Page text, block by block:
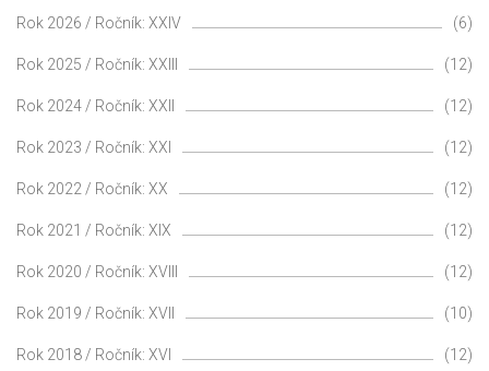
Rok 2026 / Ročník: XXIV (6)
Rok 2025 / Ročník: XXIII (12)
Rok 2024 / Ročník: XXII (12)
Rok 2023 / Ročník: XXI (12)
Rok 2022 / Ročník: XX (12)
Rok 2021 / Ročník: XIX (12)
Rok 2020 / Ročník: XVIII (12)
Rok 2019 / Ročník: XVII (10)
Rok 2018 / Ročník: XVI (12)